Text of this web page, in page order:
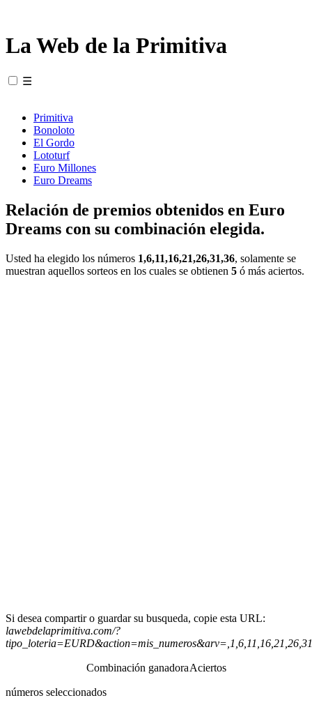
La Web de la Primitiva
☰
Primitiva
Bonoloto
El Gordo
Lototurf
Euro Millones
Euro Dreams
Relación de premios obtenidos en Euro
Dreams con su combinación elegida.
Usted ha elegido los números 1,6,11,16,21,26,31,36, solamente se
muestran aquellos sorteos en los cuales se obtienen 5 ó más aciertos.
Si desea compartir o guardar su busqueda, copie esta URL:
lawebdelaprimitiva.com/?
Combinación ganadoraAciertos
números seleccionados